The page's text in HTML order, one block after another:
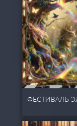
ФЕСТИВАЛЬ